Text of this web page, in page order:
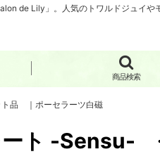
de Lily」。人気のトワルドジュイ
商品検索
品 ｜ポーセラーツ白磁
ト -Sensu-